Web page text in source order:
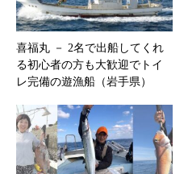
喜福丸 － 2名で出船してくれ
る初心者の方も大歓迎でトイ
レ完備の遊漁船（岩手県）